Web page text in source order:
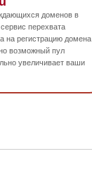
доменов в
перехвата
на регистрацию домена
возможный пул
увеличивает ваши